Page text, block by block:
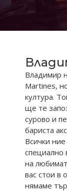
Владимир
Martines,
култура.
ще те
сурово и
бариста
Всички
специално
на
вас стои в
нямаме